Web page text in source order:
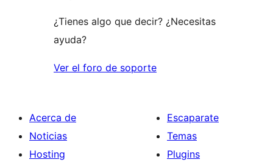
¿Tienes algo que decir? ¿Necesitas
ayuda?
Ver el foro de soporte
Acerca de
Noticias
Hosting
Escaparate
Temas
Plugins